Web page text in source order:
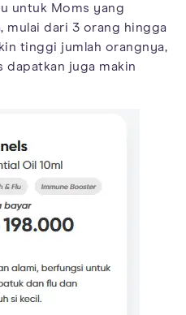
untuk Moms yang
mulai dari 3 orang hingga
tinggi jumlah orangnya,
dapatkan juga makin